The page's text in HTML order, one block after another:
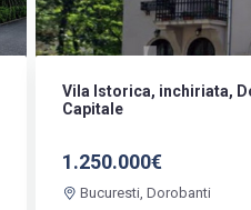
Vila Istorica, inchiriata,
Capitale
1.250.000€
Bucuresti, Dorobanti